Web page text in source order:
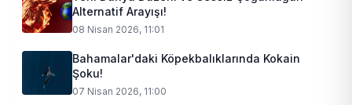
Alternatif Arayışı!
08 Nisan 2026, 11:01
Bahamalar'daki Köpekbalıklarında Kokain
Şoku!
07 Nisan 2026, 11:00